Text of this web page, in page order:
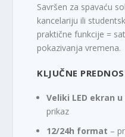
0
,
0
0
R
D
Savršen za spavaću
kancelariju ili
praktične funkcije =
pokazivanja vremena.
KLJUČNE
Veliki LED ekran u
prikaz
12/24h format –